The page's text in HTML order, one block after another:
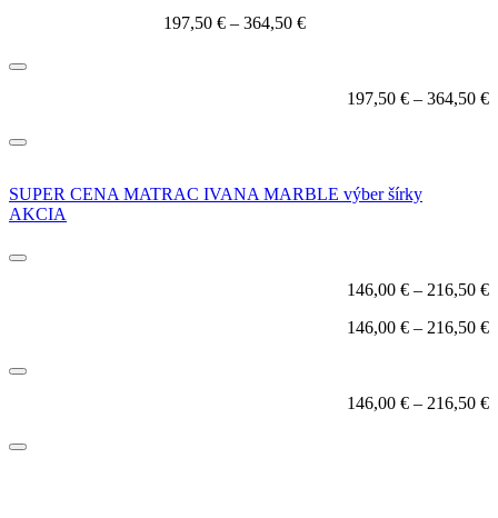
197,50 € – 364,50 €
197,50 € – 364,50 €
SUPER CENA MATRAC IVANA MARBLE výber šírky
AKCIA
146,00 € – 216,50 €
146,00 € – 216,50 €
146,00 € – 216,50 €